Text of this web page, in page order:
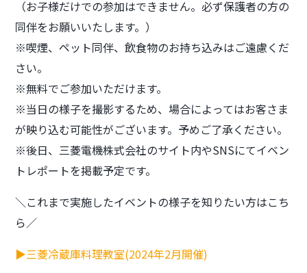
（お子様だけでの参加はできません。必ず保護者の方の
同伴をお願いいたします。）
※喫煙、ペット同伴、飲食物のお持ち込みはご遠慮くだ
さい。
※無料でご参加いただけます。
※当日の様子を撮影するため、場合によってはお客さま
が映り込む可能性がございます。予めご了承ください。
※後日、三菱電機株式会社のサイト内やSNSにてイベン
トレポートを掲載予定です。
＼これまで実施したイベントの様子を知りたい方はこち
ら／
▶三菱冷蔵庫料理教室(2024年2月開催)